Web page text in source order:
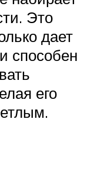
Это
дает
способен
его